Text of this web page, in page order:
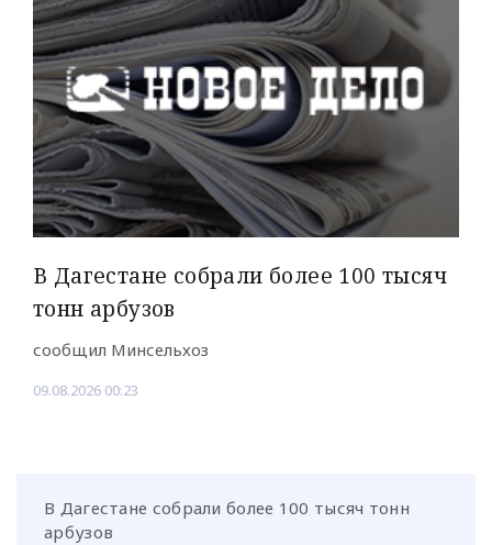
В Дагестане собрали более 100 тысяч
тонн арбузов
сообщил Минсельхоз
09.08.2026 00:23
В Дагестане собрали более 100 тысяч тонн
арбузов